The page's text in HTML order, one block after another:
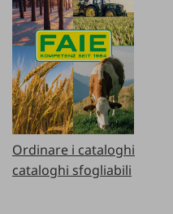
Ordinare i cataloghi
cataloghi sfogliabili